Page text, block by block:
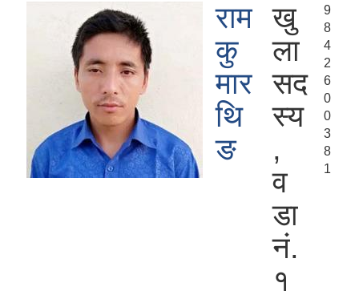
राम
कु
मार
थि
ङ
खु
ला
सद
स्य
,
व
डा
नं.
१
9
8
4
2
6
0
0
3
8
1